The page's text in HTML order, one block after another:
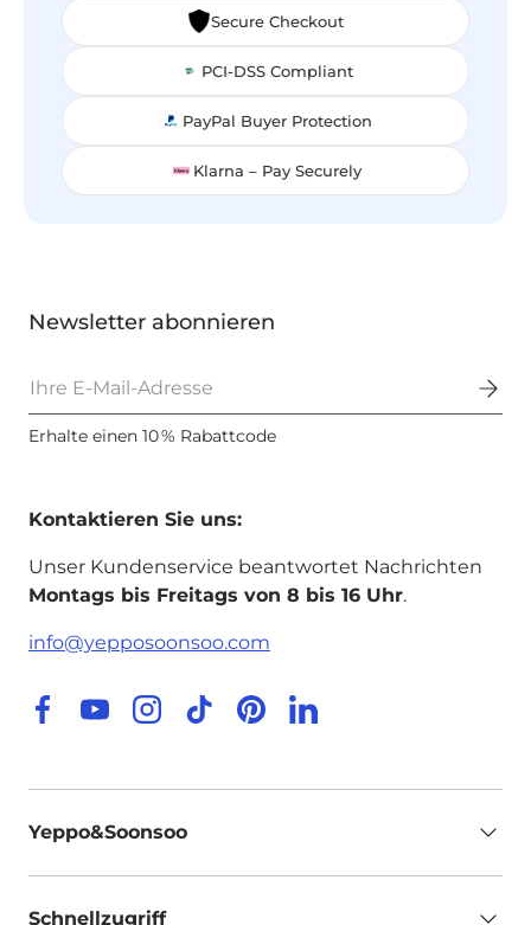
Secure Checkout
PCI-DSS Compliant
PayPal Buyer Protection
Klarna – Pay Securely
Newsletter abonnieren
E-Mail
Erhalte einen 10 % Rabattcode
Kontaktieren Sie uns:
Unser Kundenservice beantwortet Nachrichten
Montags bis Freitags von 8 bis 16 Uhr.
info@yepposoonsoo.com
Facebook
YouTubeInstagram
TikTokPinterestLinkedIn
Yeppo&Soonsoo
Schnellzugriff